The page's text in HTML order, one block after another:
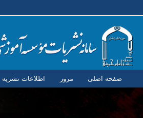
صفحه اصلی مرور اطلاعات نشریه